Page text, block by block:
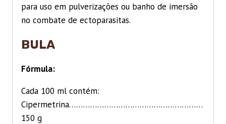
para uso em pulverizações ou banho de imersão
no combate de ectoparasitas.
BULA
Fórmula:
Cada 100 ml contém:
Cipermetrina…………………………………………………
150 g